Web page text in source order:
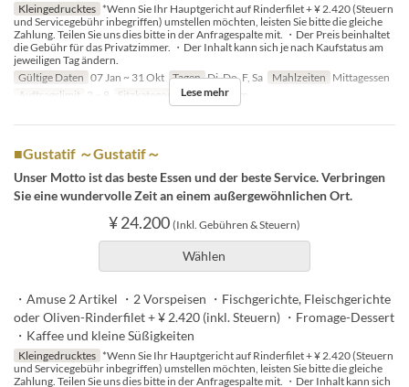
Kleingedrucktes *Wenn Sie Ihr Hauptgericht auf Rinderfilet + ¥ 2.420 (Steuern
und Servicegebühr inbegriffen) umstellen möchten, leisten Sie bitte die gleiche
Zahlung. Teilen Sie uns dies bitte in der Anfragespalte mit. ・Der Preis beinhaltet
die Gebühr für das Privatzimmer. ・Der Inhalt kann sich je nach Kaufstatus am
jeweiligen Tag ändern.
Gültige Daten 07 Jan ~ 31 Okt Tagen Di, Do, F, Sa Mahlzeiten Mittagessen
Auftragslimit
2 ~ 8 Sitzkategorie Private room
Lese mehr
■Gustatif ～Gustatif～
Unser Motto ist das beste Essen und der beste Service. Verbringen
Sie eine wundervolle Zeit an einem außergewöhnlichen Ort.
¥ 24.200 (Inkl. Gebühren & Steuern)
Wählen
・Amuse 2 Artikel ・2 Vorspeisen ・Fischgerichte, Fleischgerichte
oder Oliven-Rinderfilet + ¥ 2.420 (inkl. Steuern) ・Fromage-Dessert
・Kaffee und kleine Süßigkeiten
Kleingedrucktes *Wenn Sie Ihr Hauptgericht auf Rinderfilet + ¥ 2.420 (Steuern
und Servicegebühr inbegriffen) umstellen möchten, leisten Sie bitte die gleiche
Zahlung. Teilen Sie uns dies bitte in der Anfragespalte mit. ・Der Inhalt kann sich